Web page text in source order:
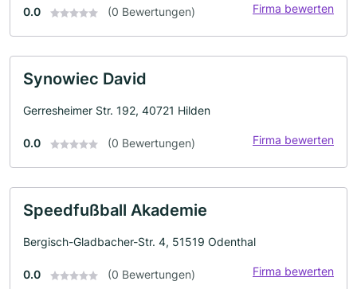
0.0 (0 Bewertungen) Firma bewerten
Synowiec David
Gerresheimer Str. 192, 40721 Hilden
0.0 (0 Bewertungen) Firma bewerten
Speedfußball Akademie
Bergisch-Gladbacher-Str. 4, 51519 Odenthal
0.0 (0 Bewertungen) Firma bewerten